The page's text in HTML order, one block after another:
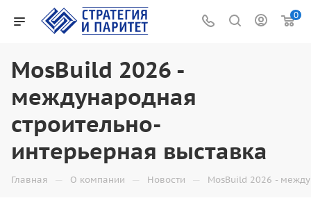
0
MosBuild 2026 -
международная
строительно-
интерьерная выставка
Главная — О компании — Новости — MosBuild 2026 -